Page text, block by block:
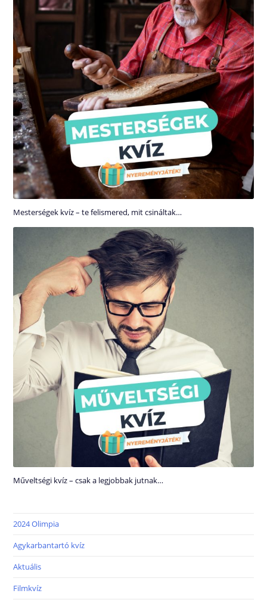
Mesterségek kvíz – te felismered, mit csináltak…
Műveltségi kvíz – csak a legjobbak jutnak…
2024 Olimpia
Agykarbantartó kvíz
Aktuális
Filmkvíz